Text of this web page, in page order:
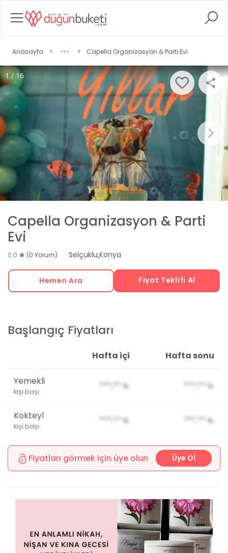
Anasayfa > > Capella Organizasyon & Parti Evi
1 / 16
Capella Organizasyon & Parti
Evi
0.0 (0 Yorum) Selçuklu,Konya
Hemen Ara Fiyat Teklifi Al
Başlangıç Fiyatları
Hafta içi Hafta sonu
Yemekli
kişi başı
***,** ₺ ***,** ₺
Kokteyl
kişi başı
***,** ₺ ***,** ₺
Fiyatları görmek için üye olun Üye Ol